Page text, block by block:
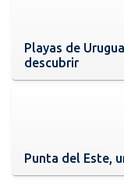
Playas de
descubrir
Punta del Este,